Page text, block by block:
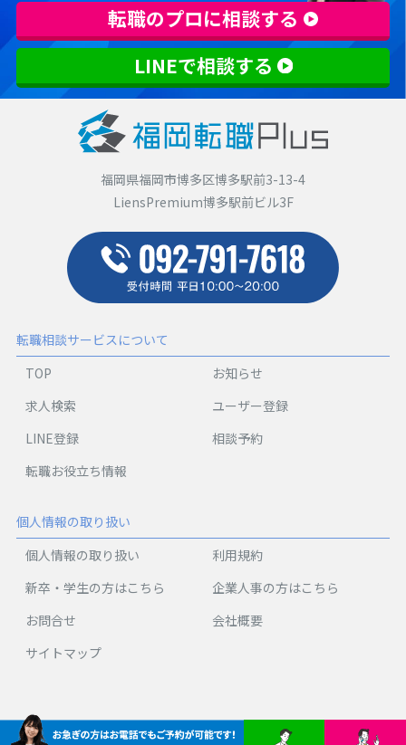
転職のプロに相談する
LINEで相談する
福岡県福岡市博多区博多駅前3-13-4
LiensPremium博多駅前ビル3F
転職相談サービスについて
TOP
お知らせ
求人検索
ユーザー登録
LINE登録
相談予約
転職お役立ち情報
個人情報の取り扱い
個人情報の取り扱い
利用規約
新卒・学生の方はこちら
企業人事の方はこちら
お問合せ
会社概要
サイトマップ